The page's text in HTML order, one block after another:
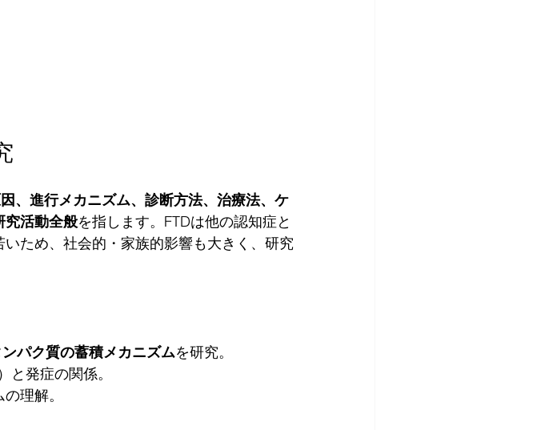
、進行メカニズム、診断方法、治療法、ケ
究活動全般を指します。FTDは他の認知症と
ため、社会的・家族的影響も大きく、研究
パク質の蓄積メカニズムを研究。
）と発症の関係。
理解。